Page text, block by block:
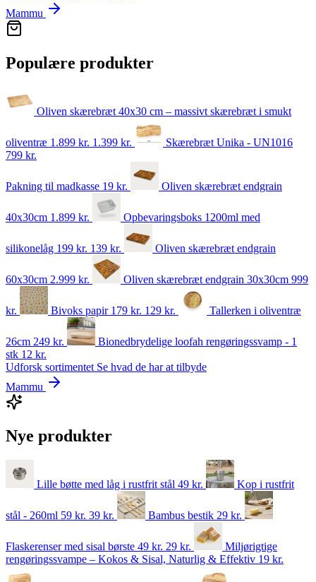
Mammu
Populære produkter
Oliven skærebræt 40x30 cm – massivt skærebræt i smukt
oliventræ 1.899 kr. 1.399 kr.
Skærebræt Unika - UN1016
799 kr.
Pakning til madkasse 19 kr. Oliven skærebræt endgrain
40x30cm 1.899 kr. Opbevaringsboks 1200ml med
silikonelåg 199 kr. 139 kr. Oliven skærebræt endgrain
60x30cm 2.999 kr. Oliven skærebræt endgrain 30x30cm 999
kr. Bivoks papir 179 kr. 129 kr. Tallerken i oliventræ
26cm 249 kr.
Bionedbrydelige loofah rengøringssvamp - 1
stk 12 kr.
Udforsk sortimentet Se hvad de har at tilbyde
Mammu
Nye produkter
Lille bøtte med låg i rustfrit stål 49 kr. Kop i rustfrit
stål - 260ml 59 kr. 39 kr. Bambus bestik 29 kr.
Flaskerenser med sisal børste 49 kr. 29 kr.
Miljørigtige
rengøringssvampe – Kokos & Sisal, Naturlig & Effektiv 19 kr.